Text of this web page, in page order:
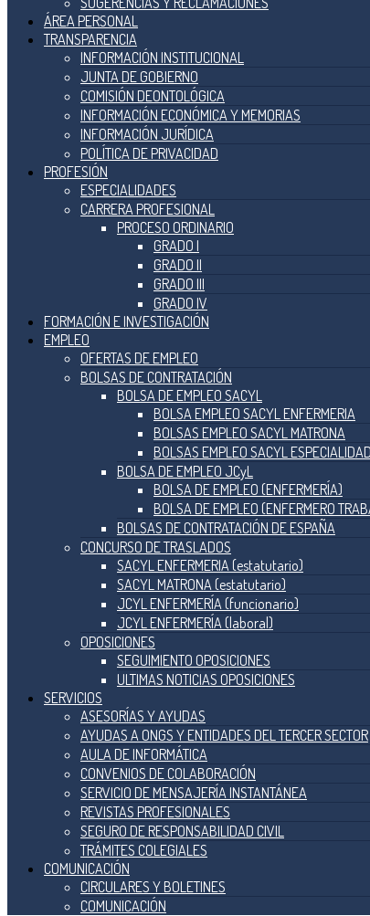
ÁREA PERSONAL
TRANSPARENCIA
INFORMACIÓN INSTITUCIONAL
JUNTA DE GOBIERNO
COMISIÓN DEONTOLÓGICA
INFORMACIÓN ECONÓMICA Y MEMORIAS
INFORMACIÓN JURÍDICA
POLÍTICA DE PRIVACIDAD
PROFESIÓN
ESPECIALIDADES
CARRERA PROFESIONAL
PROCESO ORDINARIO
GRADO I
GRADO II
GRADO III
GRADO IV
FORMACIÓN E INVESTIGACIÓN
EMPLEO
OFERTAS DE EMPLEO
BOLSAS DE CONTRATACIÓN
BOLSA DE EMPLEO SACYL
BOLSA EMPLEO SACYL ENFERMERIA
BOLSAS EMPLEO SACYL MATRONA
BOLSAS EMPLEO SACYL
BOLSA DE EMPLEO JCyL
BOLSA DE EMPLEO (ENFERMERÍA)
BOLSA DE EMPLEO (ENFERMERO
BOLSAS DE CONTRATACIÓN DE ESPAÑA
CONCURSO DE TRASLADOS
SACYL ENFERMERIA (estatutario)
SACYL MATRONA (estatutario)
JCYL ENFERMERÍA (funcionario)
JCYL ENFERMERÍA (laboral)
OPOSICIONES
SEGUIMIENTO OPOSICIONES
ULTIMAS NOTICIAS OPOSICIONES
SERVICIOS
ASESORÍAS Y AYUDAS
AYUDAS A ONGS Y ENTIDADES DEL TERCER SECTOR
AULA DE INFORMÁTICA
CONVENIOS DE COLABORACIÓN
SERVICIO DE MENSAJERÍA INSTANTÁNEA
REVISTAS PROFESIONALES
SEGURO DE RESPONSABILIDAD CIVIL
TRÁMITES COLEGIALES
COMUNICACIÓN
CIRCULARES Y BOLETINES
COMUNICACIÓN